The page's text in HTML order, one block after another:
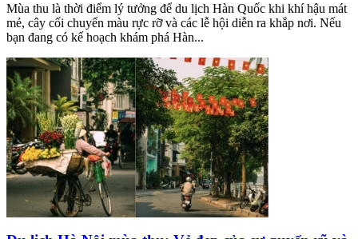
Mùa thu là thời điểm lý tưởng để du lịch Hàn Quốc khi khí hậu mát
mẻ, cây cối chuyển màu rực rỡ và các lễ hội diễn ra khắp nơi. Nếu
bạn đang có kế hoạch khám phá Hàn...